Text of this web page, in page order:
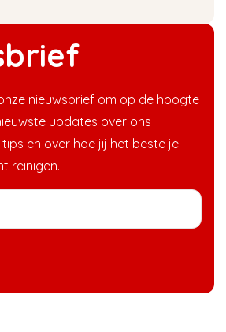
nieuwsbrief om op de hoogte
updates over ons
en over hoe jij het beste je
reinigen.